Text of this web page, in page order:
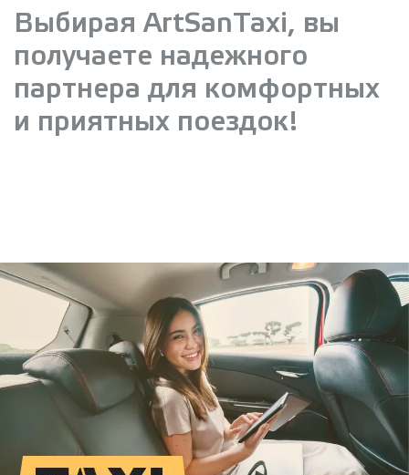
Выбирая ArtSanTaxi, вы
получаете надежного
партнера для комфортных
и приятных поездок!